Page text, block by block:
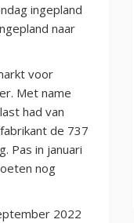
ingepland
naar
voor
Met name
had van
de 737
Pas in januari
nog
2022